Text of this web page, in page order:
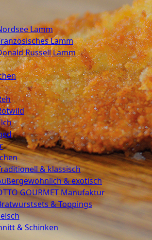
Lamm
Lamm
Russell Lamm
& klassisch
& exotisch
GOURMET Manufaktur
& Toppings
& Schinken